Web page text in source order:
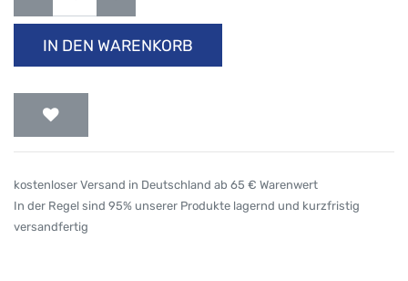
IN DEN WARENKORB
kostenloser Versand in Deutschland ab 65 € Warenwert
In der Regel sind 95% unserer Produkte lagernd und kurzfristig
versandfertig